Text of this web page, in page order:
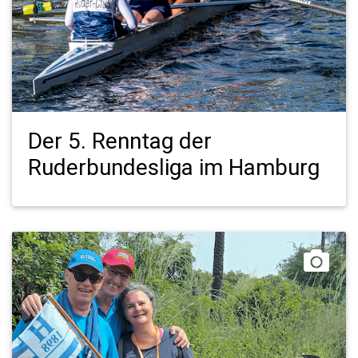
Der 5. Renntag der
Ruderbundesliga im Hamburg
Mit